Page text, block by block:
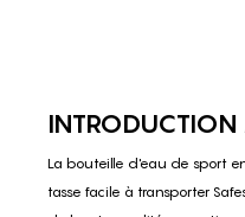
INTRODUCTION
La bouteille d'eau de sport
tasse facile à transporter